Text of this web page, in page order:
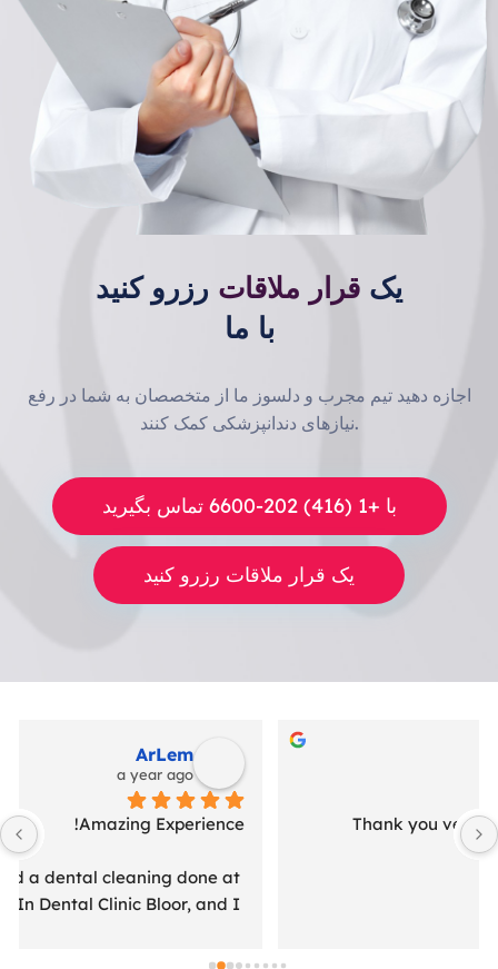
یک قرار ملاقات رزرو کنید
با ما
اجازه دهید تیم مجرب و دلسوز ما از متخصصان به شما در رفع
نیازهای دندانپزشکی کمک کنند.
با +1 (416) 202-6600 تماس بگیرید
یک قرار ملاقات رزرو کنید
Coşkun Karan
I can’t say enough good things about my
walked in, the staff made me feel welcome and
comfortable. The team is incredibly professional,
explain procedures thoroughly and answer any